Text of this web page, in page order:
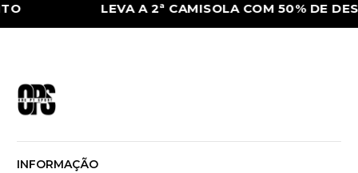
LEVA A 2ª CAMISOLA COM 50% DE
INFORMAÇÃO